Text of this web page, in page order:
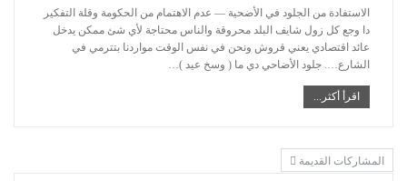
الاستفادة من الجلود في الأضحية — عدم الاهتمام من الحكومة وقلة التفكير
دا وجع كل زول شايف البلد محروقة والناس محتاجة لأي شئ ممكن يدخل
عائد اقتصادي يعني قروش ونحن في نفس الوقت مواردنا بتترمي في
الشارع…. جلود الأضاحي دي ما ( وسخ عيد )…
اقرأ أكثر...
المشاركات القديمة